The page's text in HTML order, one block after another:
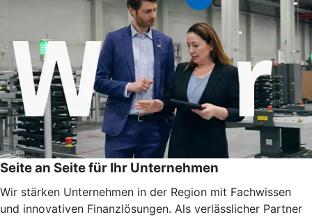
Seite an Seite für Ihr Unternehmen
Wir stärken Unternehmen in der Region mit Fachwissen
und innovativen Finanzlösungen. Als verlässlicher Partner